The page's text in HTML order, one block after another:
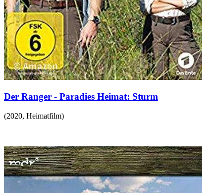
Der Ranger - Paradies Heimat: Sturm
(2020, Heimatfilm)